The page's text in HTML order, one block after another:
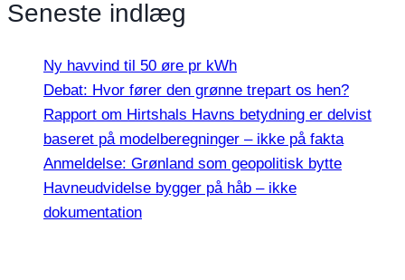
Seneste indlæg
Ny havvind til 50 øre pr kWh
Debat: Hvor fører den grønne trepart os hen?
Rapport om Hirtshals Havns betydning er delvist
baseret på modelberegninger – ikke på fakta
Anmeldelse: Grønland som geopolitisk bytte
Havneudvidelse bygger på håb – ikke
dokumentation